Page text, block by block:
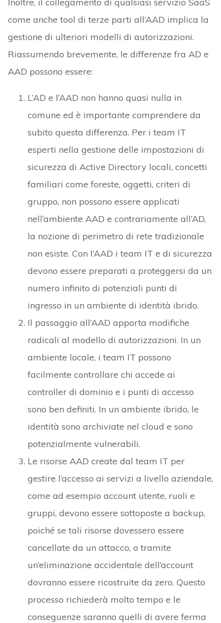
come anche tool di terze parti all’AAD implica la
gestione di ulteriori modelli di autorizzazioni.
Riassumendo brevemente, le differenze fra AD e
AAD possono essere:
L’AD e l’AAD non hanno quasi nulla in
comune ed è importante comprendere da
subito questa differenza. Per i team IT
esperti nella gestione delle impostazioni di
sicurezza di Active Directory locali, concetti
familiari come foreste, oggetti, criteri di
gruppo, non possono essere applicati
nell’ambiente AAD e contrariamente all’AD,
la nozione di perimetro di rete tradizionale
non esiste. Con l’AAD i team IT e di sicurezza
devono essere preparati a proteggersi da un
numero infinito di potenziali punti di
ingresso in un ambiente di identità ibrido.
Il passaggio all’AAD apporta modifiche
radicali al modello di autorizzazioni. In un
ambiente locale, i team IT possono
facilmente controllare chi accede ai
controller di dominio e i punti di accesso
sono ben definiti. In un ambiente ibrido, le
identità sono archiviate nel cloud e sono
potenzialmente vulnerabili.
Le risorse AAD create dal team IT per
gestire l’accesso ai servizi a livello aziendale,
come ad esempio account utente, ruoli e
gruppi, devono essere sottoposte a backup,
poiché se tali risorse dovessero essere
cancellate da un attacco, o tramite
un’eliminazione accidentale dell’account
dovranno essere ricostruite da zero. Questo
processo richiederà molto tempo e le
conseguenze saranno quelli di avere ferma